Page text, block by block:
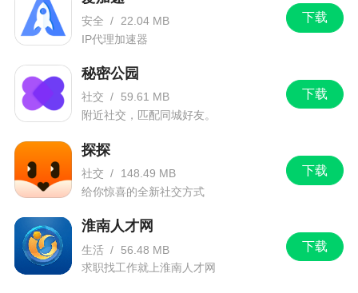
下载
安全 /
22.04 MB
IP代理加速器
下载
秘密公园
社交 /
59.61 MB
附近社交，匹配同城好友。
下载
探探
社交 /
148.49 MB
给你惊喜的全新社交方式
下载
淮南人才网
生活 /
56.48 MB
求职找工作就上淮南人才网